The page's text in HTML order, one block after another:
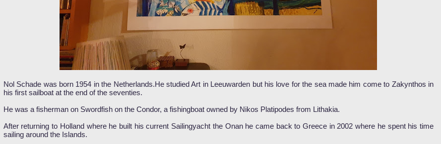
Nol Schade was born 1954 in the Netherlands.He studied Art in Leeuwarden but his love for the sea made him come to Zakynthos in
his first sailboat at the end of the seventies.
He was a fisherman on Swordfish on the Condor, a fishingboat owned by Nikos Platipodes from Lithakia.
After returning to Holland where he built his current Sailingyacht the Onan he came back to Greece in 2002 where he spent his time
sailing around the Islands.